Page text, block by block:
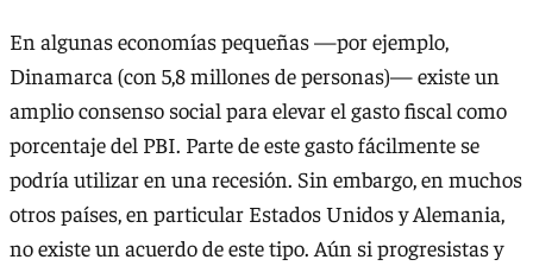
En algunas economías pequeñas —por ejemplo,
Dinamarca (con 5,8 millones de personas)— existe un
amplio consenso social para elevar el gasto fiscal como
porcentaje del PBI. Parte de este gasto fácilmente se
podría utilizar en una recesión. Sin embargo, en muchos
otros países, en particular Estados Unidos y Alemania,
no existe un acuerdo de este tipo. Aún si progresistas y